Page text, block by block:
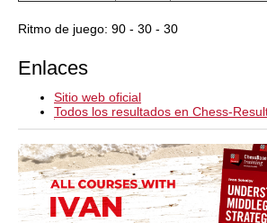
Ritmo de juego: 90 - 30 - 30
Enlaces
Sitio web oficial
Todos los resultados en Chess-